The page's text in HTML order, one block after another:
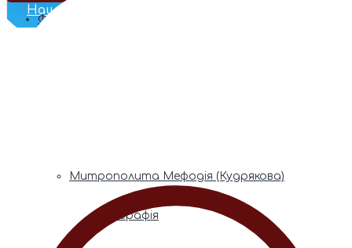
Наш Телеграм
Фонди пам’яті
Митрополита Мефодія (Кудрякова)
Біографія